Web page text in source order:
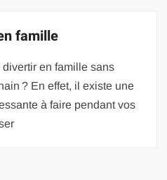
famille
en famille sans
? En effet, il existe une
à faire pendant vos